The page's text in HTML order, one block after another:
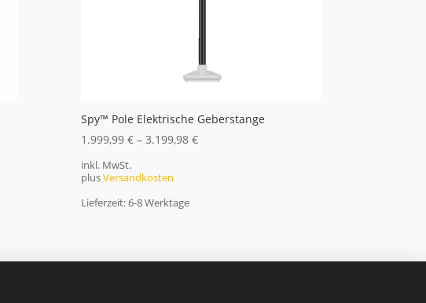
Spy™ Pole Elektrische Geberstange
1.999,99 €– 3.199,98 €
inkl. MwSt.
plusVersandkosten
Lieferzeit:6-8 Werktage